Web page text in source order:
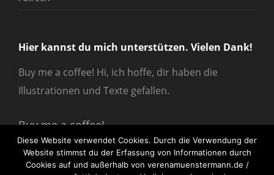
Hier kannst du mich unterstützen. Vielen Dank!
Buy me a coffee! Hi, ich hoffe, dir haben die
Illustrationen und Texte gefallen.
Buy me a coffee!
Diese Website verwendet Cookies. Durch die Verwendung der
Website stimmst du der Erfassung von Informationen durch
Cookies auf und außerhalb von verenamuenstermann.de /